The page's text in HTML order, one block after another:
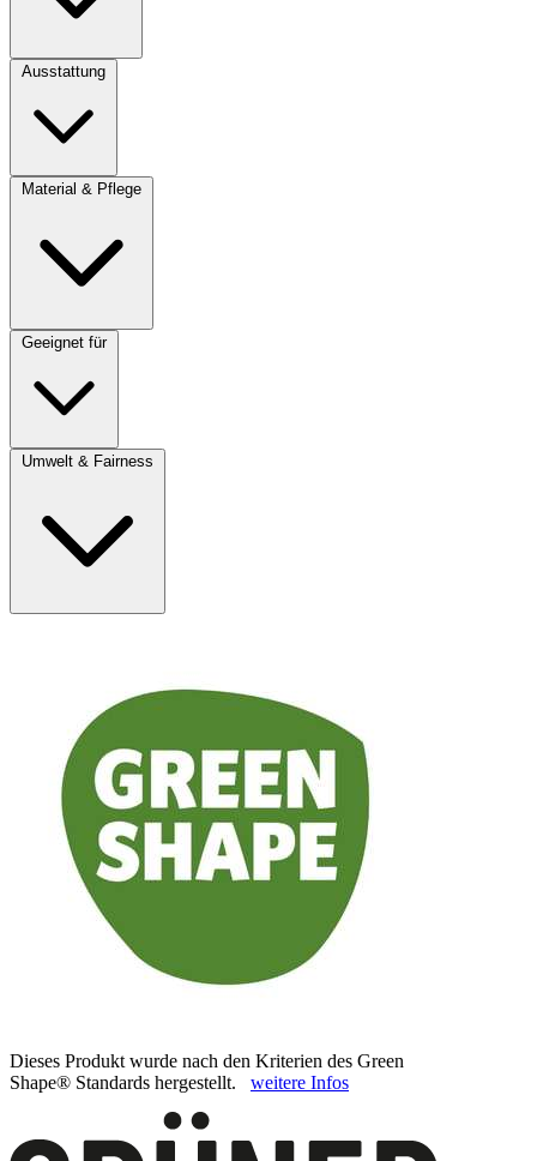
Ausstattung
Material & Pflege
Geeignet für
Umwelt & Fairness
Dieses Produkt wurde nach den Kriterien des Green
Shape® Standards hergestellt. weitere Infos